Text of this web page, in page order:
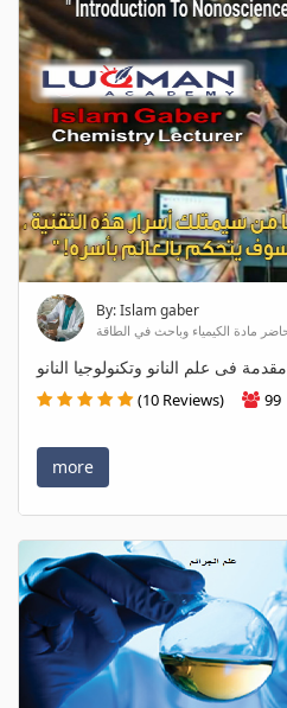
By: Islam gaber
مقدمة فى علم النانو وتكنولوجيا النانو
(10 Reviews) 99
more